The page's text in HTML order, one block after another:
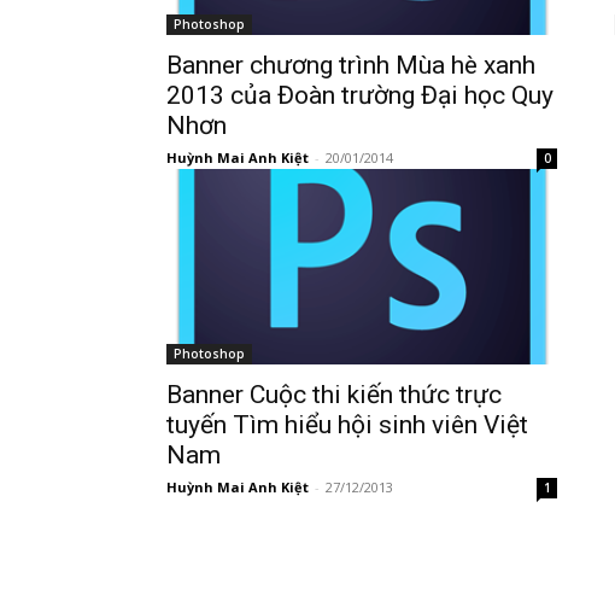
Photoshop
Banner chương trình Mùa hè xanh
2013 của Đoàn trường Đại học Quy
Nhơn
Huỳnh Mai Anh Kiệt - 20/01/2014 0
Photoshop
Banner Cuộc thi kiến thức trực
tuyến Tìm hiểu hội sinh viên Việt
Nam
Huỳnh Mai Anh Kiệt - 27/12/2013 1